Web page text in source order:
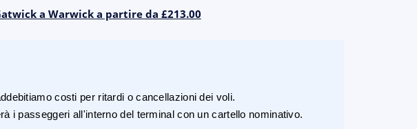
a Warwick a partire da £213.00
costi per ritardi o cancellazioni dei voli.
i passeggeri all'interno del terminal con un cartello nominativo.